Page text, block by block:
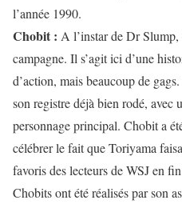
l’année 1990.
Chobit : A l’instar de Dr Slump,
campagne. Il s’agit ici d’une
d’action, mais beaucoup de
son registre déjà bien rodé, avec
personnage principal. Chobit a
célébrer le fait que Toriyama
favoris des lecteurs de WSJ en
Chobits ont été réalisés par son